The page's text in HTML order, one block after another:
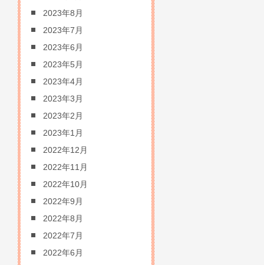
2023年8月
2023年7月
2023年6月
2023年5月
2023年4月
2023年3月
2023年2月
2023年1月
2022年12月
2022年11月
2022年10月
2022年9月
2022年8月
2022年7月
2022年6月